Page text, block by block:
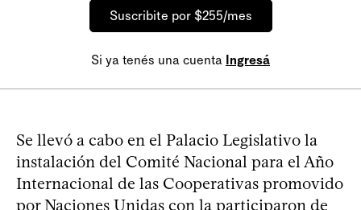
Suscribite por $255/mes
Si ya tenés una cuenta Ingresá
Se llevó a cabo en el Palacio Legislativo la
instalación del Comité Nacional para el Año
Internacional de las Cooperativas promovido
por Naciones Unidas con la participaron de